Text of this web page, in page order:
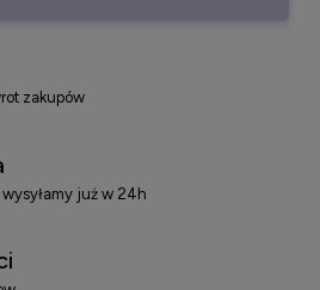
zakupów
już w 24h